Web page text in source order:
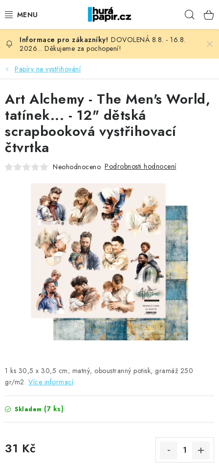
na
NOVINKY
HURÁ DÍLNA
VŠECHNO ZBOŽÍ
KNIHAŘSKÝ MATERIÁL
KURZY NATY LYSAK
OBLÍBENÉ ♥️
FOTORECENZE
MOJE OBJEDNÁVKA
ZNAČKY
Kontakty Moje objednávka
Oblíbené ♥️
Hodnocení obchodu
Obchodní podmínky
Podmínky ochrany osobních údajů
Ověřování recenzí
DOVOLENÁ 8.8. - 16.8.
2026... Děkujeme za pochopení!
Papíry na vystřihování
1 ks 30,5 x 30,5 cm; matný, oboustranný potisk, gramáž 250
gr/m2. Více informací
Skladem (7 ks)
31 Kč
Art Alchemy - The Men's World,
tatínek... - 12" dětská
scrapbooková vystřihovací
čtvrtka
Neohodnoceno Podrobnosti hodnocení